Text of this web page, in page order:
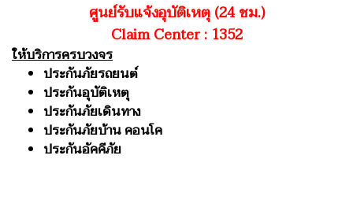
ศูนย์รับแจ้งอุบัติเหตุ (24 ชม.)
Claim Center : 1352
ให้บริการครบวงจร
ประกันภัยรถยนต์
ประกันอุบัติเหตุ
ประกันภัยเดินทาง
ประกันภัยบ้าน คอนโค
ประกันอัคคีภัย